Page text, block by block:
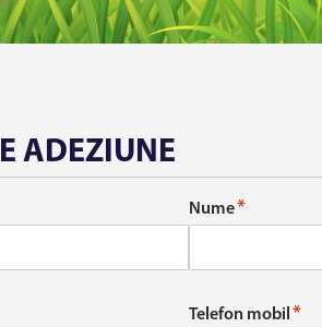
ADEZIUNE
Nume*
Telefon mobil*